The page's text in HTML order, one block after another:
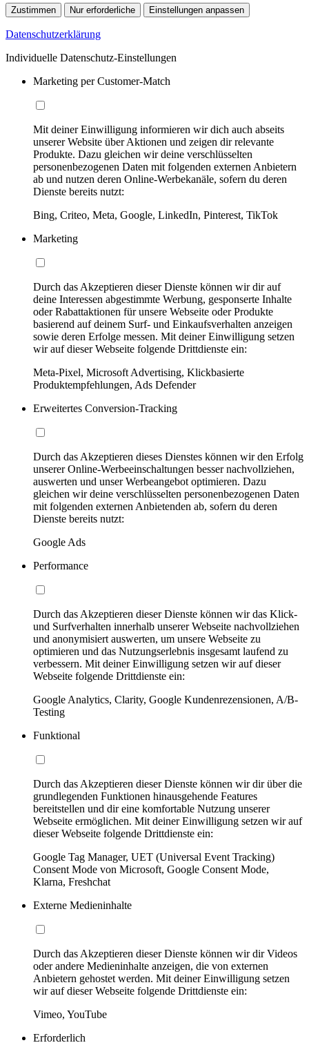
Zustimmen Nur erforderliche Einstellungen anpassen
Datenschutzerklärung
Individuelle Datenschutz-Einstellungen
Marketing per Customer-Match
Mit deiner Einwilligung informieren wir dich auch abseits
unserer Website über Aktionen und zeigen dir relevante
Produkte. Dazu gleichen wir deine verschlüsselten
personenbezogenen Daten mit folgenden externen Anbietern
ab und nutzen deren Online-Werbekanäle, sofern du deren
Dienste bereits nutzt:
Bing, Criteo, Meta, Google, LinkedIn, Pinterest, TikTok
Marketing
Durch das Akzeptieren dieser Dienste können wir dir auf
deine Interessen abgestimmte Werbung, gesponserte Inhalte
oder Rabattaktionen für unsere Webseite oder Produkte
basierend auf deinem Surf- und Einkaufsverhalten anzeigen
sowie deren Erfolge messen. Mit deiner Einwilligung setzen
wir auf dieser Webseite folgende Drittdienste ein:
Meta-Pixel, Microsoft Advertising, Klickbasierte
Produktempfehlungen, Ads Defender
Erweitertes Conversion-Tracking
Durch das Akzeptieren dieses Dienstes können wir den Erfolg
unserer Online-Werbeeinschaltungen besser nachvollziehen,
auswerten und unser Werbeangebot optimieren. Dazu
gleichen wir deine verschlüsselten personenbezogenen Daten
mit folgenden externen Anbietenden ab, sofern du deren
Dienste bereits nutzt:
Google Ads
Performance
Durch das Akzeptieren dieser Dienste können wir das Klick-
und Surfverhalten innerhalb unserer Webseite nachvollziehen
und anonymisiert auswerten, um unsere Webseite zu
optimieren und das Nutzungserlebnis insgesamt laufend zu
verbessern. Mit deiner Einwilligung setzen wir auf dieser
Webseite folgende Drittdienste ein:
Google Analytics, Clarity, Google Kundenrezensionen, A/B-
Testing
Funktional
Durch das Akzeptieren dieser Dienste können wir dir über die
grundlegenden Funktionen hinausgehende Features
bereitstellen und dir eine komfortable Nutzung unserer
Webseite ermöglichen. Mit deiner Einwilligung setzen wir auf
dieser Webseite folgende Drittdienste ein:
Google Tag Manager, UET (Universal Event Tracking)
Consent Mode von Microsoft, Google Consent Mode,
Klarna, Freshchat
Externe Medieninhalte
Durch das Akzeptieren dieser Dienste können wir dir Videos
oder andere Medieninhalte anzeigen, die von externen
Anbietern gehostet werden. Mit deiner Einwilligung setzen
wir auf dieser Webseite folgende Drittdienste ein:
Vimeo, YouTube
Erforderlich